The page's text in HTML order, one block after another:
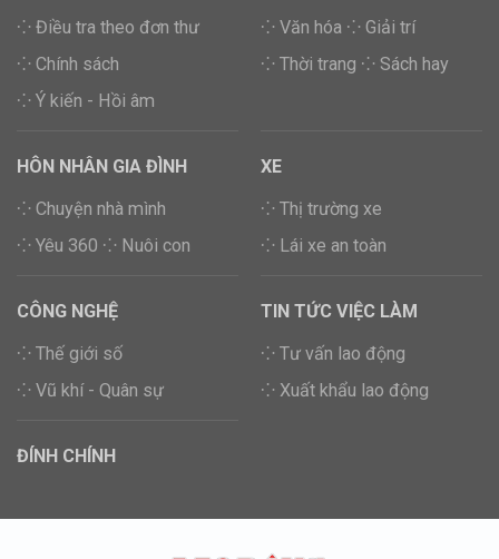
⁘ Điều tra theo đơn thư
⁘ Chính sách
⁘ Ý kiến - Hồi âm
⁘ Văn hóa ⁘ Giải trí
⁘ Thời trang ⁘ Sách hay
HÔN NHÂN GIA ĐÌNH
⁘ Chuyện nhà mình
⁘ Yêu 360 ⁘ Nuôi con
XE
⁘ Thị trường xe
⁘ Lái xe an toàn
CÔNG NGHỆ
⁘ Thế giới số
⁘ Vũ khí - Quân sự
TIN TỨC VIỆC LÀM
⁘ Tư vấn lao động
⁘ Xuất khẩu lao động
ĐÍNH CHÍNH